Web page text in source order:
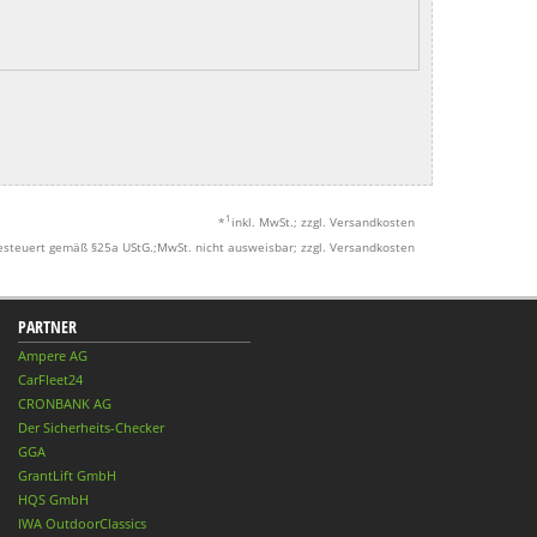
* 1 inkl. MwSt.; zzgl. Versandkosten
gemäß §25a UStG.;MwSt. nicht ausweisbar; zzgl. Versandkosten
PARTNER
Ampere AG
CarFleet24
CRONBANK AG
Der Sicherheits-Checker
GGA
GrantLift GmbH
HQS GmbH
IWA OutdoorClassics